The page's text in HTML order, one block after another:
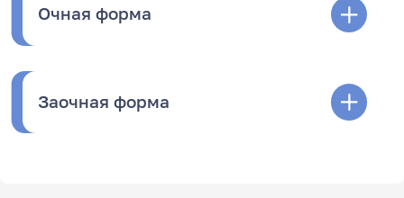
Очная форма
Заочная форма